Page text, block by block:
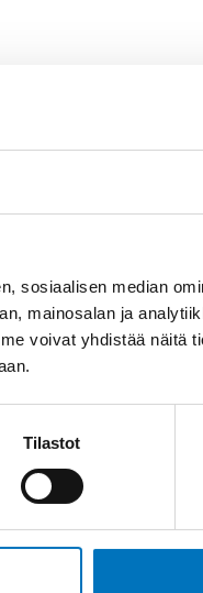
sosiaalisen median
mainosalan ja
voivat yhdistää näitä
Tilastot
1″ HARMAA
11 HARMAA
1209110014
1-7 päivää